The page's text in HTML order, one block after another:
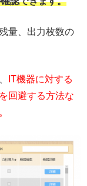
量、出力枚数の
IT機器に対する
回避する方法な